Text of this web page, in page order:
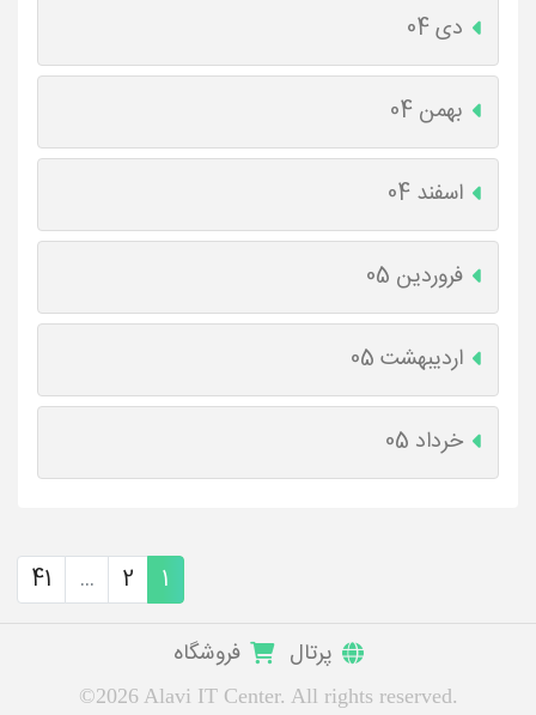
دی 04
بهمن 04
اسفند 04
فروردین 05
اردیبهشت 05
خرداد 05
1
2
...
41
پرتال فروشگاه
©2026 Alavi IT Center. All rights reserved.